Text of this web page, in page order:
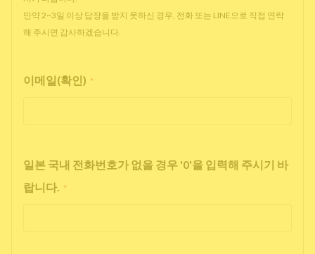
만약 2~3일 이상 답장을 받지 못하신 경우, 전화 또는 LINE으로 직접 연락
해 주시면 감사하겠습니다.
이메일(확인) *
일본 국내 전화번호가 없을 경우 '0'을 입력해 주시기 바
랍니다.
*